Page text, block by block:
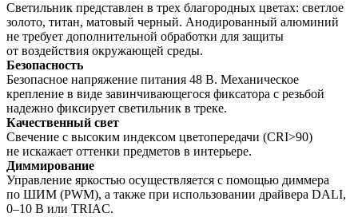
Светильник представлен в трех благородных цветах: светлое
золото, титан, матовый черный. Анодированный алюминий
не требует дополнительной обработки для защиты
от воздействия окружающей среды.
Безопасность
Безопасное напряжение питания 48 В. Механическое
крепление в виде завинчивающегося фиксатора с резьбой
надежно фиксирует светильник в треке.
Качественный свет
Свечение с высоким индексом цветопередачи (CRI>90)
не искажает оттенки предметов в интерьере.
Диммирование
Управление яркостью осуществляется с помощью диммера
по ШИМ (PWM), а также при использовании драйвера DALI,
0–10 В или TRIAC.